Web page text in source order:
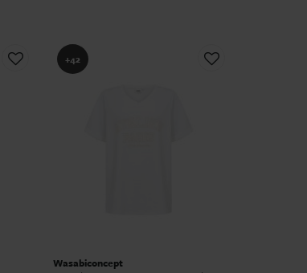
+42
Wasabiconcept